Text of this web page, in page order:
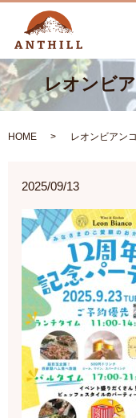
レオンビ
HOME レオンビアン
2025/09/13